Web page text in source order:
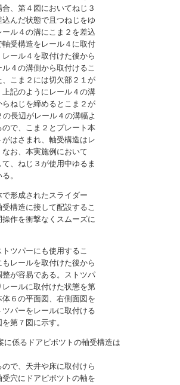
、第４図においてねじ３
んだ状態で且つねじをゆ
ル４の溝にこま２を差込
受構造をレール４に取付
ール４を取付けた後から
４の溝側から取付けるこ
こま２には切欠部２１が
記のようにレール４の溝
ねじを締めるとこま２が
長辺がレール４の溝幅よ
で、こま２とプレート本
はさまれ、軸受構造はレ
お、本実施例において
、ねじ３が使用中ゆるま
。
形成されたスライダー
構造に接して配設するこ
作を衝撃なくスムーズに
ツパーにも使用するこ
レールを取付けた後から
が容易である。ストツパ
ールに取付けた状態を第
６の平面図、右側面図を
パーをレールに取付ける
第７図に示す。
に係るドアピボツトの軸受構造は
で、天井や床に取付けら
穴にドアピボツトの軸を